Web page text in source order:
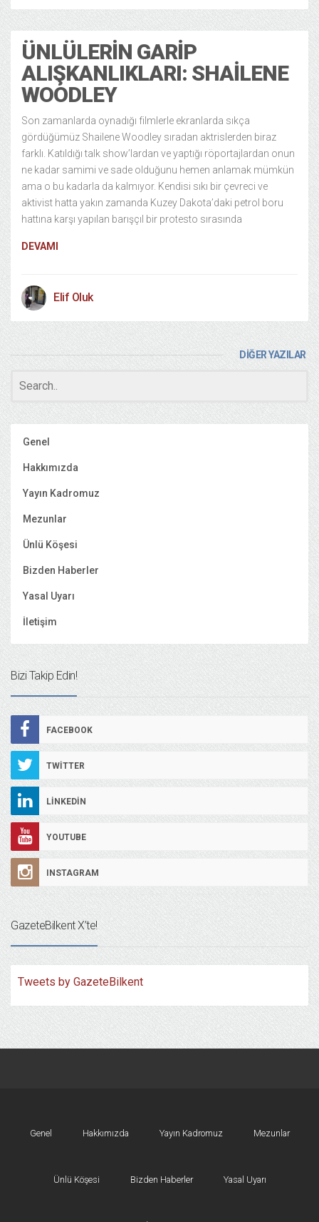
ÜNLÜLERIN GARIP
ALIŞKANLIKLARI: SHAILENE
WOODLEY
Son zamanlarda oynadığı filmlerle ekranlarda sıkça
gördüğümüz Shailene Woodley sıradan aktrislerden biraz
farklı. Katıldığı talk show’lardan ve yaptığı röportajlardan onun
ne kadar samimi ve sade olduğunu hemen anlamak mümkün
ama o bu kadarla da kalmıyor. Kendisi sıkı bir çevreci ve
aktivist hatta yakın zamanda Kuzey Dakota’daki petrol boru
hattına karşı yapılan barışçıl bir protesto sırasında
DEVAMI
Elif Oluk
DİĞER YAZILAR
Genel
Hakkımızda
Yayın Kadromuz
Mezunlar
Ünlü Köşesi
Bizden Haberler
Yasal Uyarı
İletişim
Bizi Takip Edin!
FACEBOOK
TWITTER
LINKEDIN
YOUTUBE
INSTAGRAM
GazeteBilkent X’te!
Tweets by GazeteBilkent
Genel Hakkımızda Yayın Kadromuz Mezunlar
Ünlü Köşesi Bizden Haberler Yasal Uyarı